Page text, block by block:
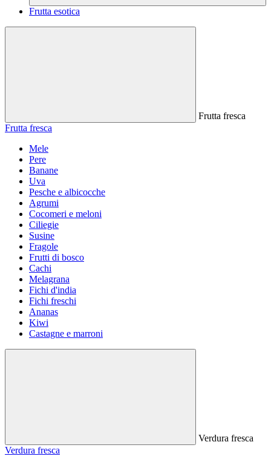
Frutta esotica
Frutta fresca
Frutta fresca
Mele
Pere
Banane
Uva
Pesche e albicocche
Agrumi
Cocomeri e meloni
Ciliegie
Susine
Fragole
Frutti di bosco
Cachi
Melagrana
Fichi d'india
Fichi freschi
Ananas
Kiwi
Castagne e marroni
Verdura fresca
Verdura fresca